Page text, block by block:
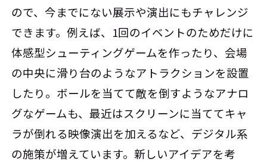
ので、今までにない展示や演出にもチャレンジ
できます。例えば、1回のイベントのためだけに
体感型シューティングゲームを作ったり、会場
の中央に滑り台のようなアトラクションを設置
したり。ボールを当てて敵を倒すようなアナロ
グなゲームも、最近はスクリーンに当ててキャ
ラが倒れる映像演出を加えるなど、デジタル系
の施策が増えています。新しいアイデアを考